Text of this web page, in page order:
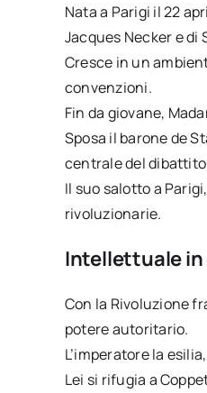
Nata a Parigi il 22
Jacques Necker e
Cresce in un
convenzioni.
Fin da giovane,
Sposa il barone de
centrale del
Il suo salotto a
rivoluzionarie.
Intellettuale in
Con la Rivoluzione
potere autoritario.
L’imperatore la
Lei si rifugia a